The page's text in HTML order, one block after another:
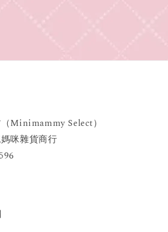
Minimammy Select）
咪雜貨商行